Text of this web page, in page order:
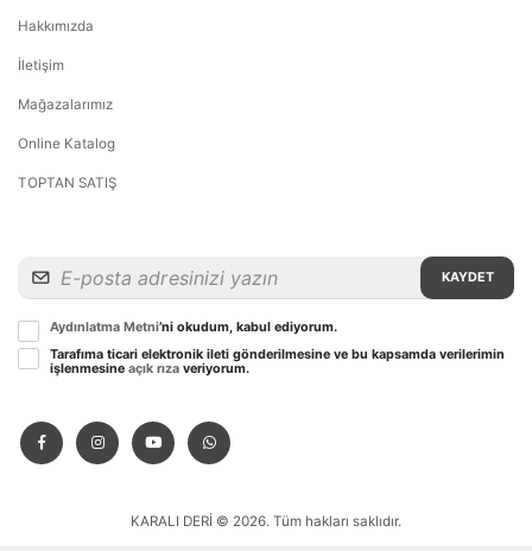
Hakkımızda
İletişim
Mağazalarımız
Online Katalog
TOPTAN SATIŞ
KAYDET
Aydınlatma Metni’ni okudum, kabul ediyorum.
Tarafıma ticari elektronik ileti gönderilmesine ve bu kapsamda verilerimin
işlenmesine açık rıza veriyorum.
KARALI DERİ © 2026. Tüm hakları saklıdır.